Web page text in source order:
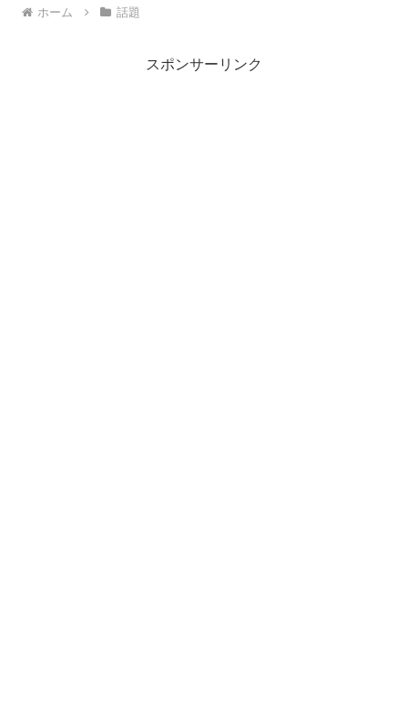
ホーム 話題
スポンサーリンク